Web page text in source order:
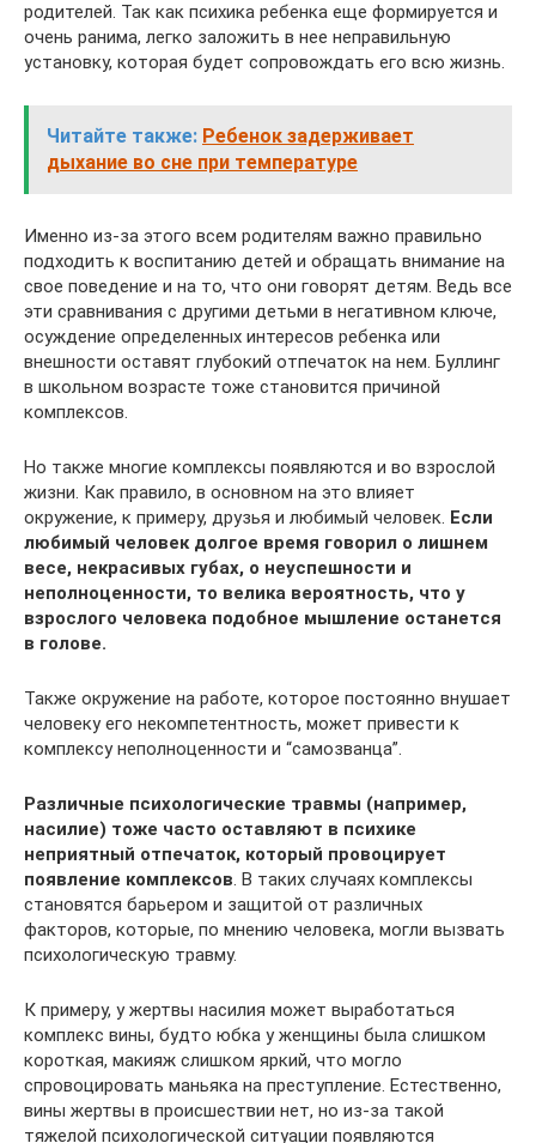
родителей. Так как психика ребенка еще формируется и
очень ранима, легко заложить в нее неправильную
установку, которая будет сопровождать его всю жизнь.
Читайте также: Ребенок задерживает
дыхание во сне при температуре
Именно из-за этого всем родителям важно правильно
подходить к воспитанию детей и обращать внимание на
свое поведение и на то, что они говорят детям. Ведь все
эти сравнивания с другими детьми в негативном ключе,
осуждение определенных интересов ребенка или
внешности оставят глубокий отпечаток на нем. Буллинг
в школьном возрасте тоже становится причиной
комплексов.
Но также многие комплексы появляются и во взрослой
жизни. Как правило, в основном на это влияет
окружение, к примеру, друзья и любимый человек. Если
любимый человек долгое время говорил о лишнем
весе, некрасивых губах, о неуспешности и
неполноценности, то велика вероятность, что у
взрослого человека подобное мышление останется
в голове.
Также окружение на работе, которое постоянно внушает
человеку его некомпетентность, может привести к
комплексу неполноценности и “самозванца”.
Различные психологические травмы (например,
насилие) тоже часто оставляют в психике
неприятный отпечаток, который провоцирует
появление комплексов. В таких случаях комплексы
становятся барьером и защитой от различных
факторов, которые, по мнению человека, могли вызвать
психологическую травму.
К примеру, у жертвы насилия может выработаться
комплекс вины, будто юбка у женщины была слишком
короткая, макияж слишком яркий, что могло
спровоцировать маньяка на преступление. Естественно,
вины жертвы в происшествии нет, но из-за такой
тяжелой психологической ситуации появляются